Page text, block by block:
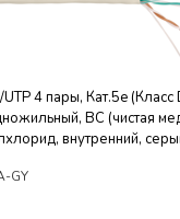
4 пары, Кат.5e (Класс
BC (чистая
внутренний,
GY